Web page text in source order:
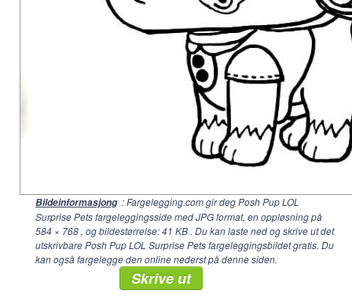
Bildeinformasjong : Fargelegging.com gir deg Posh Pup LOL
Surprise Pets fargeleggingsside med JPG format, en oppløsning på
584 × 768 , og bildestørrelse: 41 KB . Du kan laste ned og skrive ut det
utskrivbare Posh Pup LOL Surprise Pets fargeleggingsbildet gratis. Du
kan også fargelegge den online nederst på denne siden.
Skrive ut